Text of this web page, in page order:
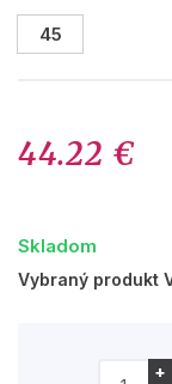
45
44.22 €
Skladom
Vybraný produkt
+